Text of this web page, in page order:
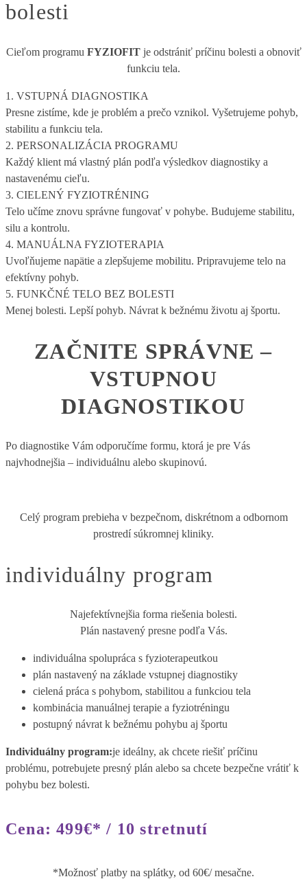
bolesti
Cieľom programu FYZIOFITje odstrániť príčinu bolesti a obnoviť
funkciu tela.
1. VSTUPNÁ DIAGNOSTIKA
Presne zistíme, kde je problém a prečo vznikol. Vyšetrujeme pohyb,
stabilitu a funkciu tela.
2. PERSONALIZÁCIA PROGRAMU
Každý klient má vlastný plán podľa výsledkov diagnostiky a
nastavenému cieľu.
3. CIELENÝ FYZIOTRÉNING
Telo učíme znovu správne fungovať v pohybe. Budujeme stabilitu,
silu a kontrolu.
4. MANUÁLNA FYZIOTERAPIA
Uvoľňujeme napätie a zlepšujeme mobilitu. Pripravujeme telo na
efektívny pohyb.
5. FUNKČNÉ TELO BEZ BOLESTI
Menej bolesti. Lepší pohyb. Návrat k bežnému životu aj športu.
ZAČNITE SPRÁVNE –
VSTUPNOU
DIAGNOSTIKOU
Po diagnostike Vám odporučíme formu, ktorá je pre Vás
najvhodnejšia – individuálnu alebo skupinovú.
Celý program prebieha v bezpečnom, diskrétnom a odbornom
prostredí súkromnej kliniky.
individuálny program
Najefektívnejšia forma riešenia bolesti.
Plán nastavený presne podľa Vás.
individuálna spolupráca s fyzioterapeutkou
plán nastavený na základe vstupnej diagnostiky
cielená práca s pohybom, stabilitou a funkciou tela
kombinácia manuálnej terapie a fyziotréningu
postupný návrat k bežnému pohybu aj športu
Individuálny program:je ideálny, ak chcete riešiť príčinu
problému, potrebujete presný plán alebo sa chcete bezpečne vrátiť k
pohybu bez bolesti.
Cena: 499€* / 10 stretnutí
*Možnosť platby na splátky, od 60€/ mesačne.